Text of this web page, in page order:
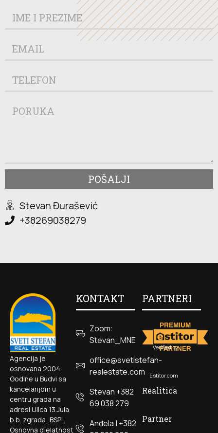
POŠALJI
Stevan Đurašević
+38269038279
PARTNERI
Verified by
Estitor.com
Realitica
Partner
KONTAKT
Zoom:
Stevan_MNE
office@svetistefan-
realestate.com
Stevan +382
69 038 279
Anđela | +382
Agencija je
osnovana 2004.
Godine u Budvi sa
kancelarijom u
centru grada na
adresi Ulica 13.Jula
b.b. zgrada „BSP“.
Osnovna djelatnost